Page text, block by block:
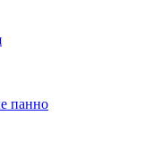
панно